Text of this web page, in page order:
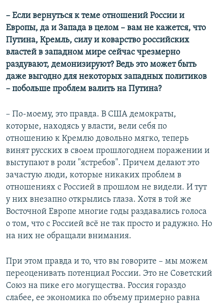
– Если вернуться к теме отношений России и
Европы, да и Запада в целом – вам не кажется, что
Путина, Кремль, силу и коварство российских
властей в западном мире сейчас чрезмерно
раздувают, демонизируют? Ведь это может быть
даже выгодно для некоторых западных политиков
– побольше проблем валить на Путина?
– По-моему, это правда. В США демократы,
которые, находясь у власти, вели себя по
отношению к Кремлю довольно мягко, теперь
винят русских в своем прошлогоднем поражении и
выступают в роли "ястребов". Причем делают это
зачастую люди, которые никаких проблем в
отношениях с Россией в прошлом не видели. И тут
у них внезапно открылись глаза. Хотя в той же
Восточной Европе многие годы раздавались голоса
о том, что с Россией всё не так просто и радужно. Но
на них не обращали внимания.
При этом правда и то, что вы говорите – мы можем
переоценивать потенциал России. Это не Советский
Союз на пике его могущества. Россия гораздо
слабее, ее экономика по объему примерно равна